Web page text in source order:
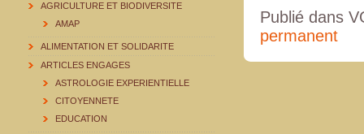
AGRICULTURE ET BIODIVERSITE
AMAP
ALIMENTATION ET SOLIDARITE
ARTICLES ENGAGES
ASTROLOGIE EXPERIENTIELLE
CITOYENNETE
EDUCATION
Publié dans
permanent